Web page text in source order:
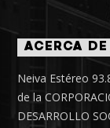
ACERCA
Neiva Estéreo
de la
DESARROLLO